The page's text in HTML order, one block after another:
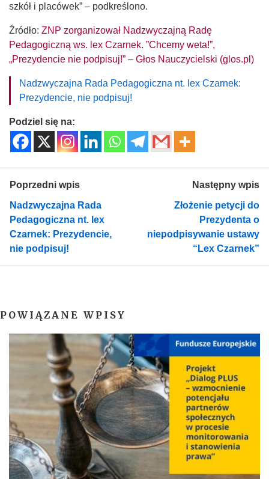
szkół i placówek” – podkreślono.
Źródło: ZNP zorganizował Nadzwyczajną Radę
Pedagogiczną ws. lex Czarnek. ”Chcemy weta!”,
„Prezydencie nie podpisuj!” – Głos Nauczycielski (glos.pl)
Nadzwyczajna Rada Pedagogiczna nt. lex Czarnek:
Prezydencie, nie podpisuj!
Podziel się na:
Poprzedni wpis
Nadzwyczajna Rada
Pedagogiczna nt. lex
Czarnek: Prezydencie,
nie podpisuj!
Następny wpis
Złożenie petycji do
Prezydenta o
niepodpisywanie ustawy
“Lex Czarnek”
POWIĄZANE WPISY